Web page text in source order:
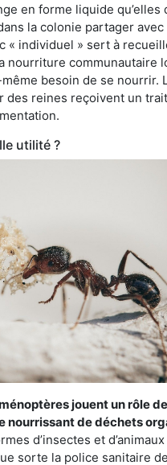
en forme liquide qu’elles
la colonie partager avec
« individuel » sert à
nourriture communautaire
besoin de se nourrir.
des reines reçoivent un
utilité ?
jouent un rôle de
nourrissant de déchets
d’insectes et
sorte la police sanitaire de